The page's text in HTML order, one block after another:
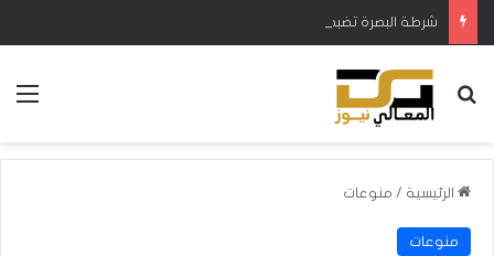
بحث عن
الرئيسية / منوعات
منوعات